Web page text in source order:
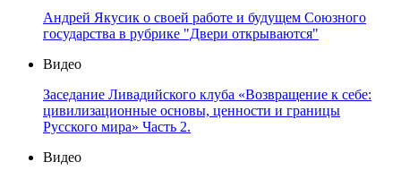
Андрей Якусик о своей работе и будущем Союзного
государства в рубрике "Двери открываются"
Видео
Заседание Ливадийского клуба «Возвращение к себе:
цивилизационные основы, ценности и границы
Русского мира» Часть 2.
Видео